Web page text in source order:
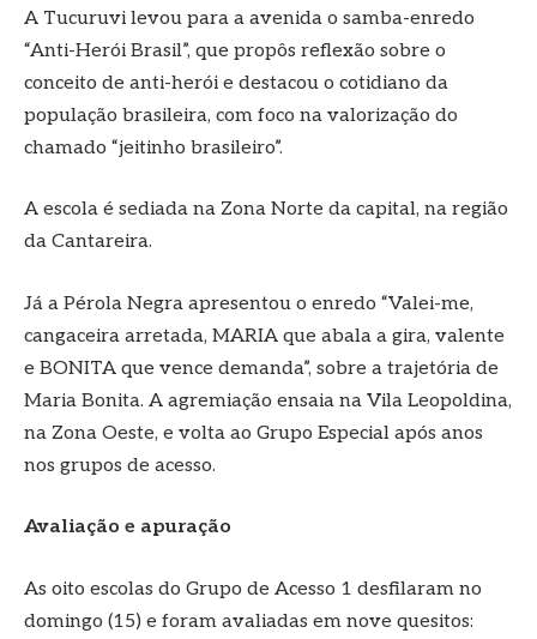
A Tucuruvi levou para a avenida o samba-enredo
“Anti-Herói Brasil”, que propôs reflexão sobre o
conceito de anti-herói e destacou o cotidiano da
população brasileira, com foco na valorização do
chamado “jeitinho brasileiro”.
A escola é sediada na Zona Norte da capital, na região
da Cantareira.
Já a Pérola Negra apresentou o enredo “Valei-me,
cangaceira arretada, MARIA que abala a gira, valente
e BONITA que vence demanda”, sobre a trajetória de
Maria Bonita. A agremiação ensaia na Vila Leopoldina,
na Zona Oeste, e volta ao Grupo Especial após anos
nos grupos de acesso.
Avaliação e apuração
As oito escolas do Grupo de Acesso 1 desfilaram no
domingo (15) e foram avaliadas em nove quesitos: